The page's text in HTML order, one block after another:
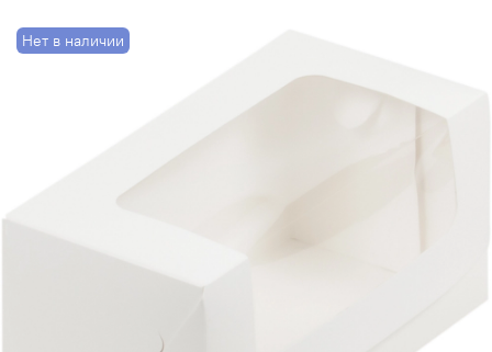
Нет в наличии